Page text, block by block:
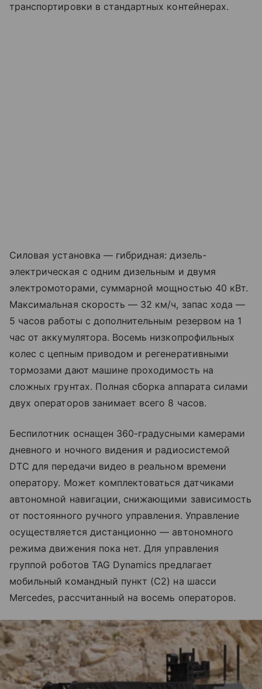
транспортировки в стандартных контейнерах.
Силовая установка — гибридная: дизель-
электрическая с одним дизельным и двумя
электромоторами, суммарной мощностью 40 кВт.
Максимальная скорость — 32 км/ч, запас хода —
5 часов работы с дополнительным резервом на 1
час от аккумулятора. Восемь низкопрофильных
колес с цепным приводом и регенеративными
тормозами дают машине проходимость на
сложных грунтах. Полная сборка аппарата силами
двух операторов занимает всего 8 часов.
Беспилотник оснащен 360-градусными камерами
дневного и ночного видения и радиосистемой
DTC для передачи видео в реальном времени
оператору. Может комплектоваться датчиками
автономной навигации, снижающими зависимость
от постоянного ручного управления. Управление
осуществляется дистанционно — автономного
режима движения пока нет. Для управления
группой роботов TAG Dynamics предлагает
мобильный командный пункт (C2) на шасси
Mercedes, рассчитанный на восемь операторов.